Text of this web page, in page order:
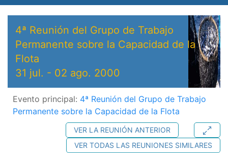
4ª Reunión del Grupo de Trabajo
Permanente sobre la Capacidad de la
Flota
31 jul. - 02 ago. 2000
Evento principal: 4ª Reunión del Grupo de Trabajo
Permanente sobre la Capacidad de la Flota
VER LA REUNIÓN ANTERIOR
VER TODAS LAS REUNIONES SIMILARES